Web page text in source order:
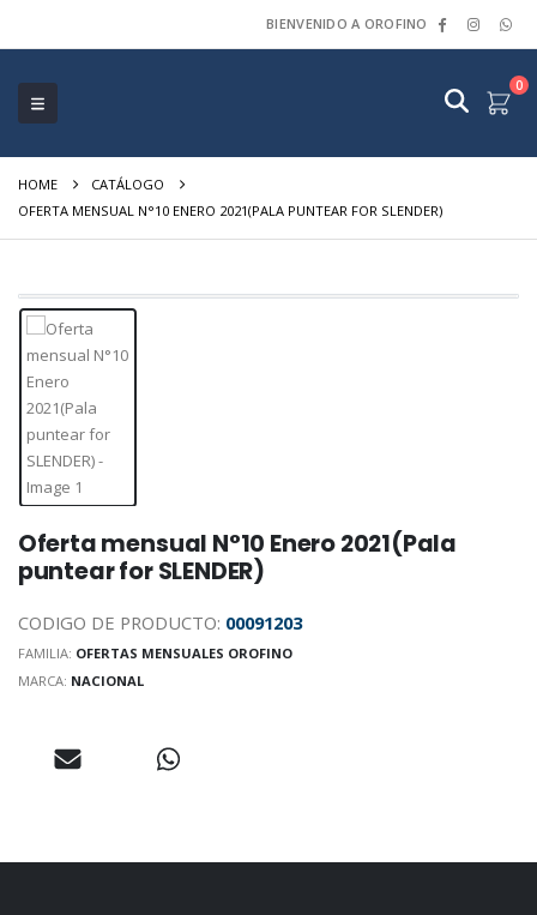
BIENVENIDO A OROFINO
0
HOME
CATÁLOGO
OFERTA MENSUAL N°10 ENERO 2021(PALA PUNTEAR FOR SLENDER)
Oferta mensual N°10 Enero 2021(Pala
puntear for SLENDER)
CODIGO DE PRODUCTO: 00091203
FAMILIA: OFERTAS MENSUALES OROFINO
MARCA: NACIONAL